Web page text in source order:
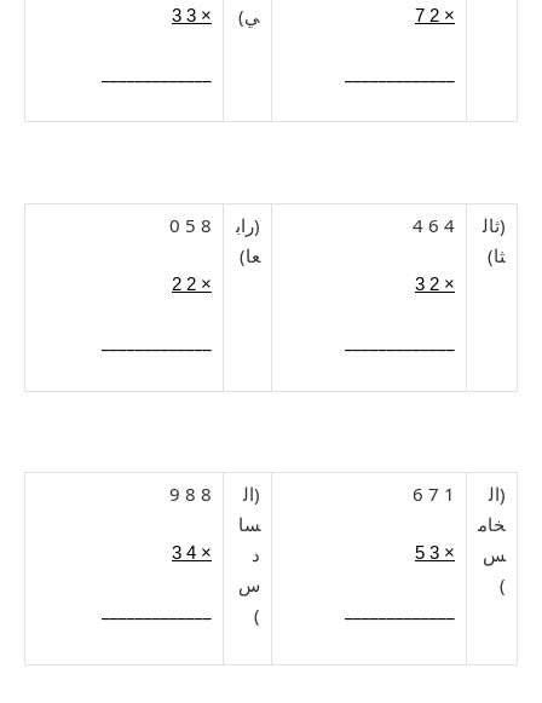
× 2 7 ي) × 3 3
(ثال
ثا)
4 6 4
× 2 3
(راب
عا)
8 5 0
× 2 2
(ال
خام
س
)
1 7 6
× 3 5
(ال
سا
د
س
)
8 8 9
× 4 3